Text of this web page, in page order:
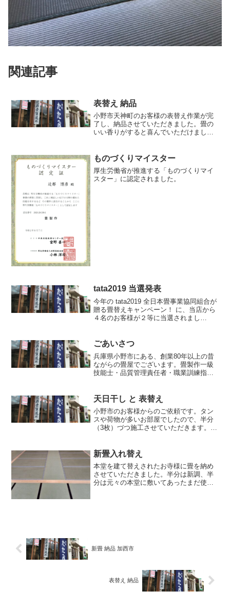
関連記事
表替え 納品
小野市天神町のお客様の表替え作業が完
了し、納品させていただきました。畳の
いい香りがすると喜んでいただけまし
ものづくりマイスター
厚生労働省が推進する「ものづくりマイ
スター」に認定されました。
tata2019 当選発表
今年の tata2019 全日本畳事業協同組合が
贈る畳替えキャンペーン！ に、当店から
４名のお客様が２等に当選されまし
だき、私も嬉しかったです。
ごあいさつ
兵庫県小野市にある、創業80年以上の昔
ながらの畳屋でございます。畳製作一級
技能士・品質管理責任者・職業訓練指導
冬暖かく、夏涼しい畳を・・・1枚からで
も承ります。安心安...
天日干し と 表替え
小野市のお客様からのご依頼です。タン
スや荷物が多いお部屋でしたので、半分
（3枚）づつ施工させていただきます。タ
らお預かりします。とてもいい天気でし
たので、無料オプショ...
新畳入れ替え
本堂を建て替えされたお寺様に畳を納め
させていただきました。半分は新調、半
分は元々の本堂に敷いてあったまだ使え
新畳 納品 加西市
表替え 納品